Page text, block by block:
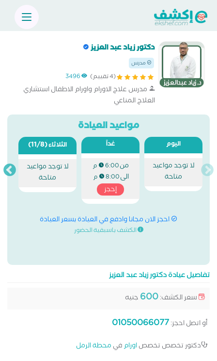
دكتور زياد عبد العزيز
مدرس
(4 تقييم) 3496
مدرس علاج الاورام واورام الاطفال استشاري
العلاج المناعي
مواعيد العيادة
اليوم
لا توجد مواعيد
متاحة
غداً
من6:00 م
الى8:00 م
إحجز
الثلاثاء(11/8)
لا توجد مواعيد
متاحة
احجز الان مجانا وادفع في العيادة بسعر العيادة
الكشف باسبقية الحضور
تفاصيل عيادة دكتور زياد عبد العزيز
سعر الكشف:600 جنيه
أو اتصل احجز:01050066077
دكتور تخصص تخصصاورامفي محطة الرمل